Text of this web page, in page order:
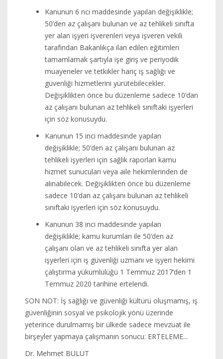
Kanunun 6 ncı maddesinde yapılan değişiklikle;
50’den az çalışanı bulunan ve az tehlikeli sınıfta
yer alan işyeri işverenleri veya işveren vekili
tarafından Bakanlıkça ilan edilen eğitimleri
tamamlamak şartıyla işe giriş ve periyodik
muayeneler ve tetkikler hariç iş sağlığı ve
güvenliği hizmetlerini yürütebilecekler.
Değişiklikten önce bu düzenleme sadece 10’dan
az çalışanı bulunan az tehlikeli sınıftaki işyerleri
için söz konusuydu.
Kanunun 15 inci maddesinde yapılan
değişiklikle; 50’den az çalışanı bulunan az
tehlikeli işyerleri için sağlık raporları kamu
hizmet sunucuları veya aile hekimlerinden de
alınabilecek. Değişiklikten önce bu düzenleme
sadece 10’dan az çalışanı bulunan az tehlikeli
sınıftaki işyerleri için söz konusuydu.
Kanunun 38 inci maddesinde yapılan
değişiklikle; kamu kurumları ile 50’den az
çalışanı olan ve az tehlikeli sınıfta yer alan
işyerleri için iş güvenliği uzmanı ve işyeri hekimi
çalıştırma yükümlülüğü 1 Temmuz 2017’den 1
Temmuz 2020 tarihine ertelendi.
SON NOT: İş sağlığı ve güvenliği kültürü oluşmamış, iş
güvenliğinin sosyal ve psikolojik yönü üzerinde
yeterince durulmamış bir ülkede sadece mevzuat ile
birşeyler yapmaya çalışmanın sonucu: ERTELEME...
Dr. Mehmet BULUT